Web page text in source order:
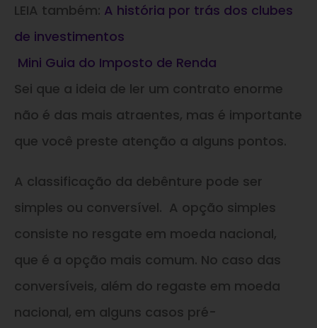
LEIA também: A história por trás dos clubes
de investimentos
Mini Guia do Imposto de Renda
Sei que a ideia de ler um contrato enorme
não é das mais atraentes, mas é importante
que você preste atenção a alguns pontos.
A classificação da debênture pode ser
simples ou conversível. A opção simples
consiste no resgate em moeda nacional,
que é a opção mais comum. No caso das
conversíveis, além do regaste em moeda
nacional, em alguns casos pré-